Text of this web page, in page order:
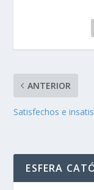
ANTERIOR
Satisfechos e
ESFERA